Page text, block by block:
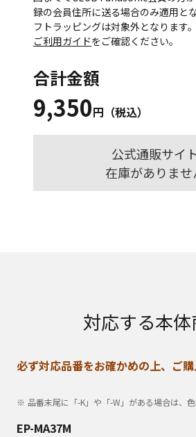
録の会員住所に送る場合のみ適用と
フトラッピングは対象外となります
ご利用ガイドをご確認ください。
合計金額
9,350円（税込）
公式通販サイト
在庫がありませ
対応する本体
必ず対応品番をお確かめの上、ご購
品番末尾に「-K」や「-W」がある場合は、色
EP-MA37M